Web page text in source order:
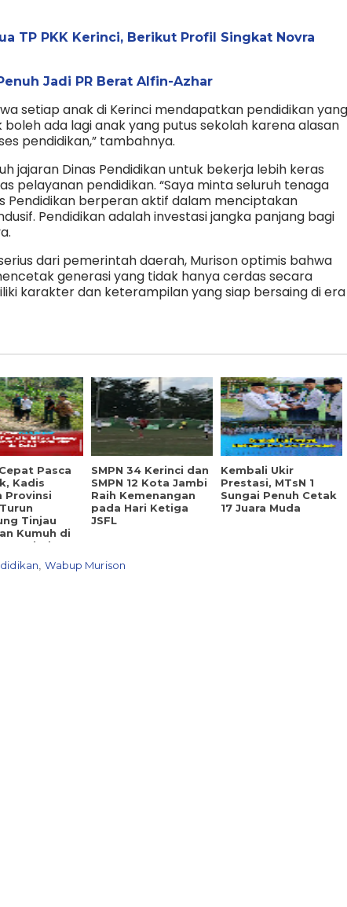
TP PKK Kerinci, Berikut Profil Singkat Novra
Jadi PR Berat Alfin-Azhar
setiap anak di Kerinci mendapatkan pendidikan yang
ada lagi anak yang putus sekolah karena alasan
pendidikan,” tambahnya.
jajaran Dinas Pendidikan untuk bekerja lebih keras
pelayanan pendidikan. “Saya minta seluruh tenaga
Pendidikan berperan aktif dalam menciptakan
Pendidikan adalah investasi jangka panjang bagi
dari pemerintah daerah, Murison optimis bahwa
generasi yang tidak hanya cerdas secara
karakter dan keterampilan yang siap bersaing di era
Pasca
Kadis
Provinsi
Tinjau
Kumuh di
Penuh dan
SMPN 34 Kerinci dan
SMPN 12 Kota Jambi
Raih Kemenangan
pada Hari Ketiga
JSFL
Kembali Ukir
Prestasi, MTsN 1
Sungai Penuh Cetak
17 Juara Muda
,Wabup Murison